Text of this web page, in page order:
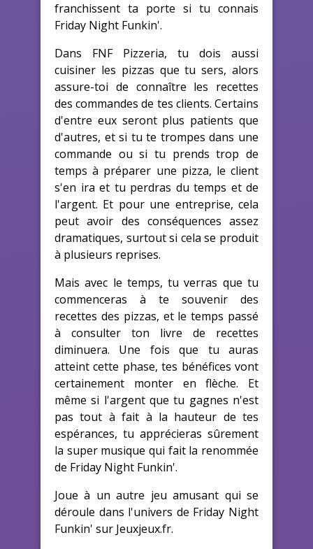
franchissent ta porte si tu connais
Friday Night Funkin'.
Dans FNF Pizzeria, tu dois aussi
cuisiner les pizzas que tu sers, alors
assure-toi de connaître les recettes
des commandes de tes clients. Certains
d'entre eux seront plus patients que
d'autres, et si tu te trompes dans une
commande ou si tu prends trop de
temps à préparer une pizza, le client
s'en ira et tu perdras du temps et de
l'argent. Et pour une entreprise, cela
peut avoir des conséquences assez
dramatiques, surtout si cela se produit
à plusieurs reprises.
Mais avec le temps, tu verras que tu
commenceras à te souvenir des
recettes des pizzas, et le temps passé
à consulter ton livre de recettes
diminuera. Une fois que tu auras
atteint cette phase, tes bénéfices vont
certainement monter en flèche. Et
même si l'argent que tu gagnes n'est
pas tout à fait à la hauteur de tes
espérances, tu apprécieras sûrement
la super musique qui fait la renommée
de Friday Night Funkin'.
Joue à un autre jeu amusant qui se
déroule dans l'univers de Friday Night
Funkin' sur Jeuxjeux.fr.